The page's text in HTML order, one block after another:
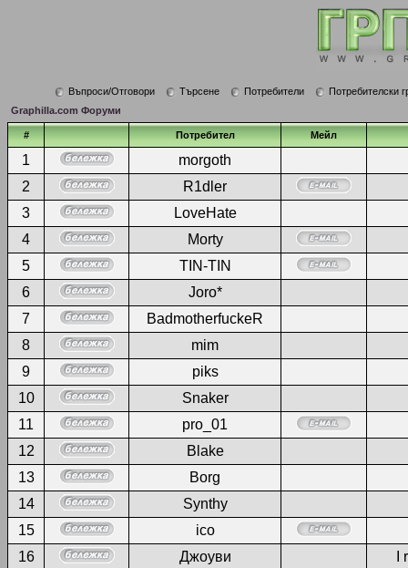
Въпроси/Отговори Търсене Потребители
Потребителски
Graphilla.com Форуми
# Потребител Мейл
1
morgoth
2
R1dler
3
LoveHate
4
Morty
5
TIN-TIN
6
Joro*
7
BadmotherfuckeR
8
mim
9
piks
10
Snaker
11
pro_01
12
Blake
13
Borg
14
Synthy
15
ico
16
Джоуви